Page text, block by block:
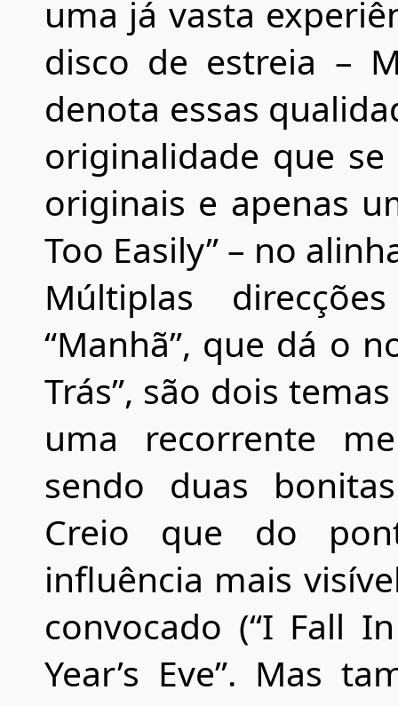
uma já vasta
disco de estreia –
denota essas
originalidade que
originais e apenas
Too Easily” – no
Múltiplas
“Manhã”, que dá o
Trás”, são dois
uma recorrente
sendo duas
Creio que do
influência mais
convocado (“I Fall
Year’s Eve”. Mas